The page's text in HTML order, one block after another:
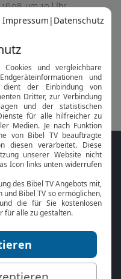
um 10 Uhr
23.08. um 10 Uhr
auf den
derBibel-App
während